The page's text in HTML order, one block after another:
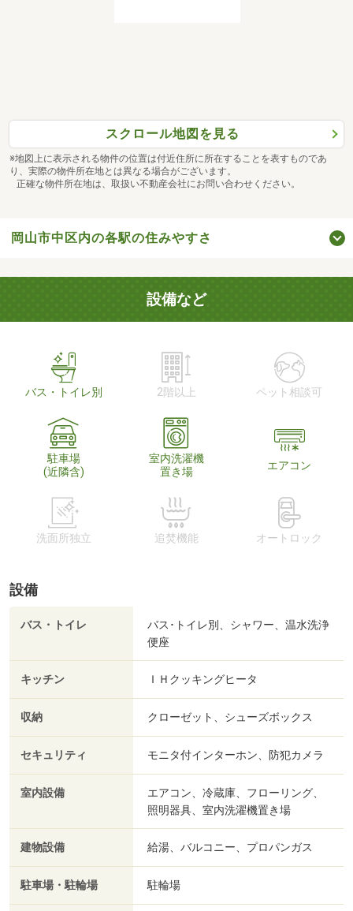
スクロール地図を見る
※地図上に表示される物件の位置は付近住所に所在することを表すものであ
り、実際の物件所在地とは異なる場合がございます。
正確な物件所在地は、取扱い不動産会社にお問い合わせください。
岡山市中区内の各駅の住みやすさ
設備など
バス・トイレ別 2階以上 ペット相談可
駐車場
(近隣含)
室内洗濯機
置き場
エアコン
洗面所独立 追焚機能 オートロック
設備
バス・トイレ
バス･トイレ別、シャワー、温水洗浄
便座
キッチン ＩＨクッキングヒータ
収納 クローゼット、シューズボックス
セキュリティ モニタ付インターホン、防犯カメラ
室内設備
エアコン、冷蔵庫、フローリング、
照明器具、室内洗濯機置き場
建物設備 給湯、バルコニー、プロパンガス
駐車場・駐輪場 駐輪場